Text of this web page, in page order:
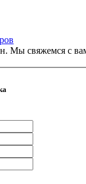
Мы свяжемся с